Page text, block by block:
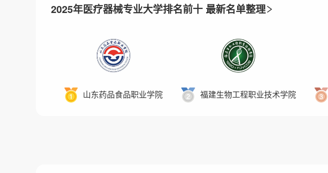
2025年医疗器械专业大学排名前十 最新名单整理
山东药品食品职业学院 福建生物工程职业技术学院